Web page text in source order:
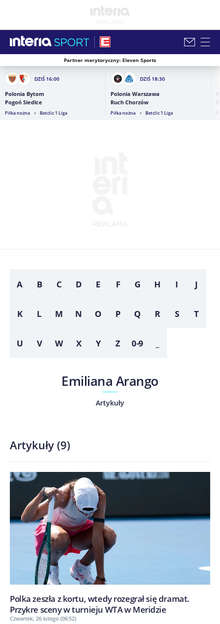
Zamknij i przejdź na stronę główną INTERIA
Partner merytoryczny: Eleven Sports
DZIŚ 16:00
Polonia Bytom
Pogoń Siedlce
Piłka nożna Betclic 1 Liga
DZIŚ 18:30
Polonia Warszawa
Ruch Chorzów
Piłka nożna Betclic 1 Liga
A B C D E F G H I J
K L M N O P Q R S T
U V W X Y Z 0-9
Emiliana Arango
Artykuły
Artykuły (9)
Polka zeszła z kortu, wtedy rozegrał się dramat.
Przykre sceny w turnieju WTA w Meridzie
Czwartek, 26 lutego (06:52)